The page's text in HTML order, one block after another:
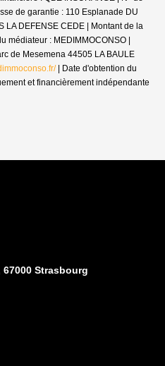
de garantie : 110 Esplanade DU
LA DEFENSE CEDE | Montant de la
médiateur : MEDIMMOCONSO |
de Mesemena 44505 LA BAULE
| Date d'obtention du
et financièrement indépendante
67000 Strasbourg